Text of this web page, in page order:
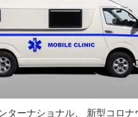
ターナショナル、 新型コロナ